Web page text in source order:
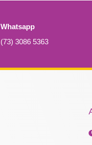
Whatsapp
(73) 3086 5363